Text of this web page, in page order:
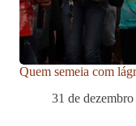
Quem semeia com
31 de